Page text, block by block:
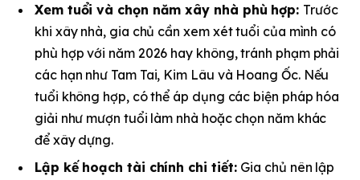
Xem tuổi và chọn năm xây nhà phù hợp: Trước
khi xây nhà, gia chủ cần xem xét tuổi của mình có
phù hợp với năm 2026 hay không, tránh phạm phải
các hạn như Tam Tai, Kim Lâu và Hoang Ốc. Nếu
tuổi không hợp, có thể áp dụng các biện pháp hóa
giải như mượn tuổi làm nhà hoặc chọn năm khác
để xây dựng.
Lập kế hoạch tài chính chi tiết: Gia chủ nên lập